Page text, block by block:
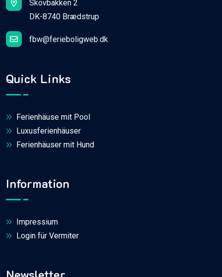
Skovbakken 2
DK-8740 Brædstrup
fbw@ferieboligweb.dk
Quick Links
Ferienhäuse mit Pool
Luxusferienhäuser
Ferienhäuser mit Hund
Information
Impressium
Login für Vermiter